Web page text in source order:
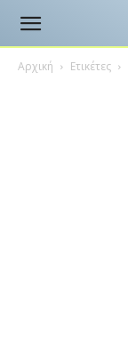
Αρχική Ετικέτες